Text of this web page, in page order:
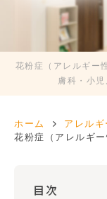
花粉症（アレルギー
膚科・小
ホーム アレルギ
花粉症（アレルギー
目次